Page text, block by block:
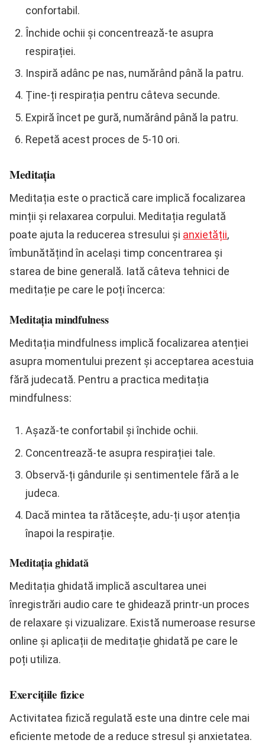
confortabil.
Închide ochii și concentrează-te asupra
respirației.
Inspiră adânc pe nas, numărând până la patru.
Ține-ți respirația pentru câteva secunde.
Expiră încet pe gură, numărând până la patru.
Repetă acest proces de 5-10 ori.
Meditația
Meditația este o practică care implică focalizarea
minții și relaxarea corpului. Meditația regulată
poate ajuta la reducerea stresului și anxietății,
îmbunătățind în același timp concentrarea și
starea de bine generală. Iată câteva tehnici de
meditație pe care le poți încerca:
Meditația mindfulness
Meditația mindfulness implică focalizarea atenției
asupra momentului prezent și acceptarea acestuia
fără judecată. Pentru a practica meditația
mindfulness:
Așază-te confortabil și închide ochii.
Concentrează-te asupra respirației tale.
Observă-ți gândurile și sentimentele fără a le
judeca.
Dacă mintea ta rătăcește, adu-ți ușor atenția
înapoi la respirație.
Meditația ghidată
Meditația ghidată implică ascultarea unei
înregistrări audio care te ghidează printr-un proces
de relaxare și vizualizare. Există numeroase resurse
online și aplicații de meditație ghidată pe care le
poți utiliza.
Exercițiile fizice
Activitatea fizică regulată este una dintre cele mai
eficiente metode de a reduce stresul și anxietatea.